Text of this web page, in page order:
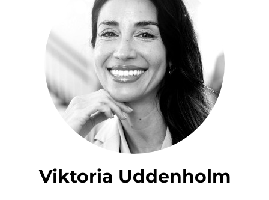
Viktoria Uddenholm